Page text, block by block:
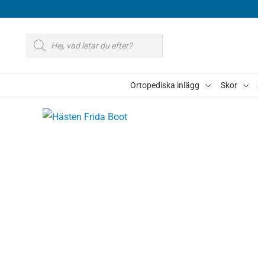
Produktsökning
Ortopediska inlägg Skor